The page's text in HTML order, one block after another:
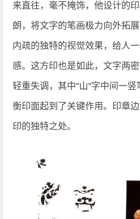
来直往，毫不掩饰，他设计的
朗，将文字的笔画极力向外拓
内疏的独特的视觉效果，给人
感。这方印也是如此，文字两
轻重失调，其中"山"字中间一竖
衡印面起到了关键作用。印章
印的独特之处。